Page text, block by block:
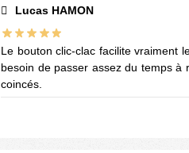
Lucas HAMON
Le bouton clic-clac facilite vraiment
besoin de passer assez du temps à
coincés.